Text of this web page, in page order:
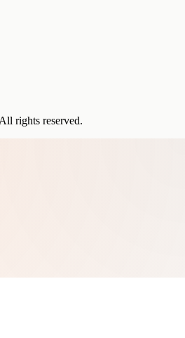
rights reserved.